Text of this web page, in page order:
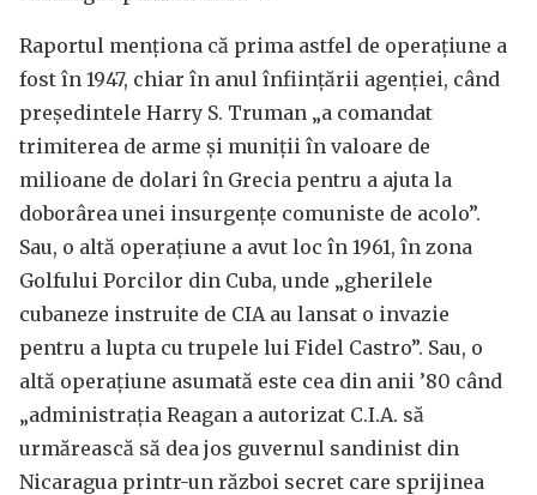
Raportul menționa că prima astfel de operațiune a
fost în 1947, chiar în anul înființării agenției, când
președintele Harry S. Truman „a comandat
trimiterea de arme și muniții în valoare de
milioane de dolari în Grecia pentru a ajuta la
doborârea unei insurgențe comuniste de acolo”.
Sau, o altă operațiune a avut loc în 1961, în zona
Golfului Porcilor din Cuba, unde „gherilele
cubaneze instruite de CIA au lansat o invazie
pentru a lupta cu trupele lui Fidel Castro”. Sau, o
altă operațiune asumată este cea din anii ’80 când
„administrația Reagan a autorizat C.I.A. să
urmărească să dea jos guvernul sandinist din
Nicaragua printr-un război secret care sprijinea